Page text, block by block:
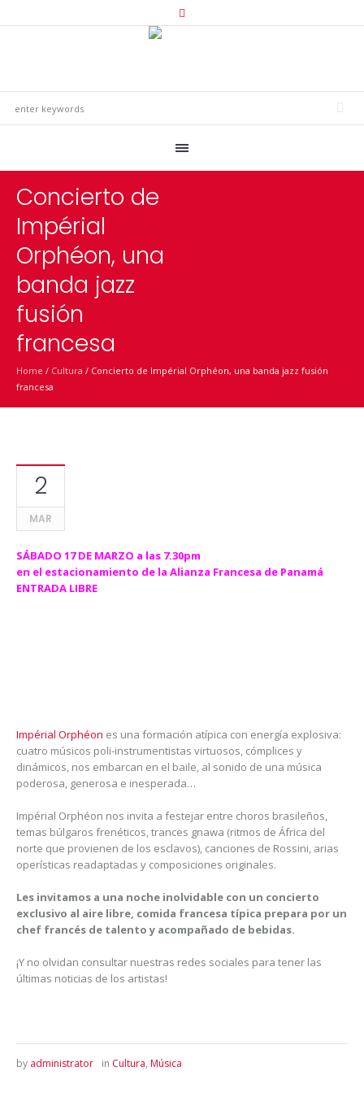
Concierto de
Impérial
Orphéon, una
banda jazz
fusión
francesa
Home / Cultura / Concierto de Impérial Orphéon, una banda jazz fusión
francesa
2
MAR
SÁBADO 17 DE MARZO a las 7.30pm
en el estacionamiento de la Alianza Francesa de Panamá
ENTRADA LIBRE
Impérial Orphéon es una formación atípica con energía explosiva:
cuatro músicos poli-instrumentistas virtuosos, cómplices y
dinámicos, nos embarcan en el baile, al sonido de una música
poderosa, generosa e inesperada…
Impérial Orphéon nos invita a festejar entre choros brasileños,
temas búlgaros frenéticos, trances gnawa (ritmos de África del
norte que provienen de los esclavos), canciones de Rossini, arias
operísticas readaptadas y composiciones originales.
Les invitamos a una noche inolvidable con un concierto
exclusivo al aire libre, comida francesa típica prepara por un
chef francés de talento y acompañado de bebidas.
¡Y no olvidan consultar nuestras redes sociales para tener las
últimas noticias de los artistas!
by administrator in Cultura, Música